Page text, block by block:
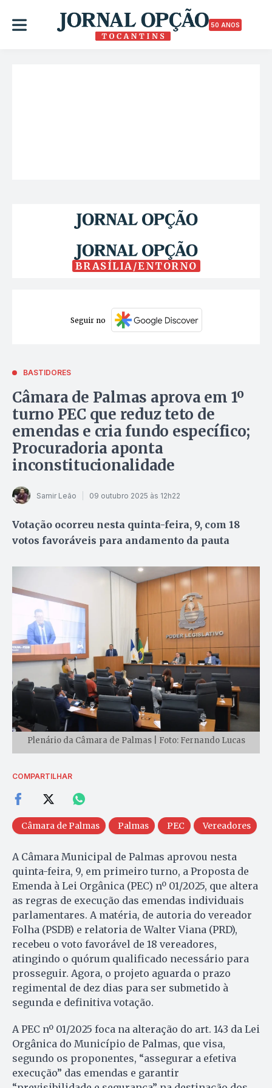
50 ANOS
BRASÍLIA/ENTORNO
Seguir no
BASTIDORES
Câmara de Palmas aprova em 1º
turno PEC que reduz teto de
emendas e cria fundo específico;
Procuradoria aponta
inconstitucionalidade
Samir Leão 09 outubro 2025 às 12h22
Votação ocorreu nesta quinta-feira, 9, com 18
votos favoráveis para andamento da pauta
Plenário da Câmara de Palmas | Foto: Fernando Lucas
COMPARTILHAR
Câmara de Palmas Palmas PEC Vereadores
A Câmara Municipal de Palmas aprovou nesta
quinta-feira, 9, em primeiro turno, a Proposta de
Emenda à Lei Orgânica (PEC) nº 01/2025, que altera
as regras de execução das emendas individuais
parlamentares. A matéria, de autoria do vereador
Folha (PSDB) e relatoria de Walter Viana (PRD),
recebeu o voto favorável de 18 vereadores,
atingindo o quórum qualificado necessário para
prosseguir. Agora, o projeto aguarda o prazo
regimental de dez dias para ser submetido à
segunda e definitiva votação.
A PEC nº 01/2025 foca na alteração do art. 143 da Lei
Orgânica do Município de Palmas, que visa,
segundo os proponentes, “assegurar a efetiva
execução” das emendas e garantir